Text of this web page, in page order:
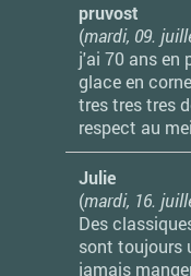
pruvost
(mardi, 09.
j'ai 70 ans en
glace en
tres tres tres
respect au
Julie
(mardi, 16.
Des
sont toujours
jamais